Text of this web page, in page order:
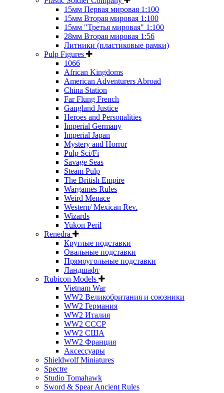
15мм Первая мировая 1:100
15мм Вторая мировая 1:100
15мм "Третья мировая" 1:100
28мм Вторая мировая 1:56
Литники (пластиковые рамки)
Pulp Figures
1066
African Kingdoms
American Adventurers Abroad
China Station
Far Flung French
Gangland Justice
Heroes and Personalities
Imperial Germany
Imperial Japan
Mystery and Horror
Pulp Sci/Fi
Savage Seas
Steam Pulp
The British Empire
Wargames Rules
Weird Menace
Western/ Mexican Rev.
Wizards
Yukon Peril
Renedra
Круглые подставки
Овальные подставки
Прямоугольные подставки
Ландшафт
Rubicon Models
Vietnam War
WW2 Великобритания и союзники
WW2 Германия
WW2 Италия
WW2 СССР
WW2 США
WW2 Франция
Аксессуары
Shieldwolf Miniatures
Spectre
Studio Tomahawk
Sword & Spear Ancient Rules